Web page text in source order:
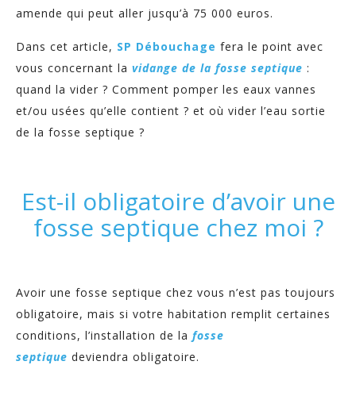
amende qui peut aller jusqu’à 75 000 euros.
Dans cet article, SP Débouchage fera le point avec
vous concernant la vidange de la fosse septique :
quand la vider ? Comment pomper les eaux vannes
et/ou usées qu’elle contient ? et où vider l’eau sortie
de la fosse septique ?
Est-il obligatoire d’avoir une
fosse septique chez moi ?
Avoir une fosse septique chez vous n’est pas toujours
obligatoire, mais si votre habitation remplit certaines
conditions, l’installation de la fosse
septique deviendra obligatoire.